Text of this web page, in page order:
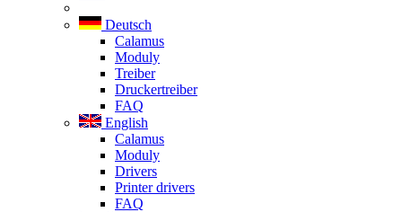
Deutsch
Calamus
Moduly
Treiber
Druckertreiber
FAQ
English
Calamus
Moduly
Drivers
Printer drivers
FAQ